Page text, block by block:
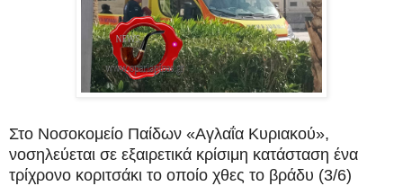
Στο Νοσοκομείο Παίδων «Αγλαΐα Κυριακού»,
νοσηλεύεται σε εξαιρετικά κρίσιμη κατάσταση ένα
τρίχρονο κοριτσάκι το οποίο χθες το βράδυ (3/6)